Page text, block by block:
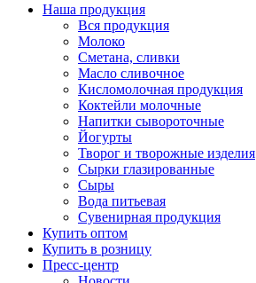
Наша продукция
Вся продукция
Молоко
Сметана, сливки
Масло сливочное
Кисломолочная продукция
Коктейли молочные
Напитки сывороточные
Йогурты
Творог и творожные изделия
Сырки глазированные
Сыры
Вода питьевая
Сувенирная продукция
Купить оптом
Купить в розницу
Пресс-центр